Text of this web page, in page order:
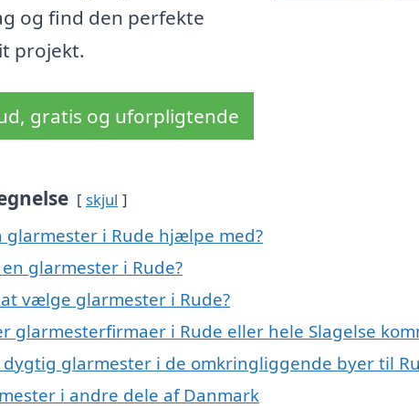
og find den perfekte
projekt.
gratis og uforpligtende
skjul
glarmester i Rude hjælpe med?
glarmester i Rude?
vælge glarmester i Rude?
glarmesterfirmaer i Rude eller hele Slagelse
dygtig glarmester i de omkringliggende byer til
i andre dele af Danmark